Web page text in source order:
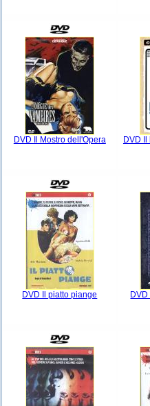
DVD Il Mostro dell'Opera DVD
DVD Il piatto piange